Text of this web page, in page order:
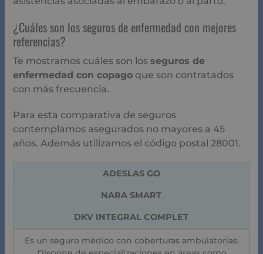
¿Cuáles son los seguros de enfermedad con mejores
referencias?
Te mostramos cuáles son los seguros de
enfermedad con copago que son contratados
con más frecuencia.
Para esta comparativa de seguros
contemplamos asegurados no mayores a 45
años. Además utilizamos el código postal 28001.
ADESLAS GO
NARA SMART
DKV INTEGRAL COMPLET
Es un seguro médico con coberturas ambulatorias.